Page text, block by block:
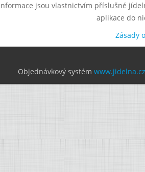
jsou vlastnictvím příslušné
aplikace do
Zásady
Objednávkový systém www.jidelna.cz